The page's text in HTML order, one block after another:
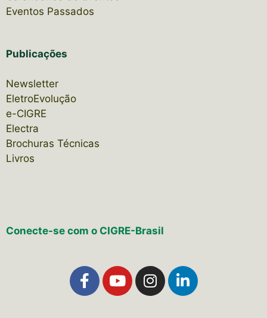
Eventos Passados
Publicações
Newsletter
EletroEvolução
e-CIGRE
Electra
Brochuras Técnicas
Livros
Conecte-se com o CIGRE-Brasil